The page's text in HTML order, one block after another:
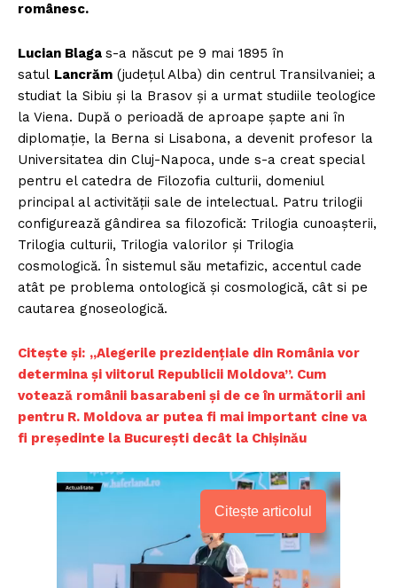
românesc.
Lucian Blaga s-a născut pe 9 mai 1895 în
satul Lancrăm (judeţul Alba) din centrul Transilvaniei; a
studiat la Sibiu şi la Brasov şi a urmat studiile teologice
la Viena. După o perioadă de aproape şapte ani în
diplomaţie, la Berna si Lisabona, a devenit profesor la
Universitatea din Cluj-Napoca, unde s-a creat special
pentru el catedra de Filozofia culturii, domeniul
principal al activităţii sale de intelectual. Patru trilogii
configurează gândirea sa filozofică: Trilogia cunoaşterii,
Trilogia culturii, Trilogia valorilor şi Trilogia
cosmologică. În sistemul său metafizic, accentul cade
atât pe problema ontologică şi cosmologică, cât si pe
cautarea gnoseologică.
Citește și: „Alegerile prezidențiale din România vor
determina și viitorul Republicii Moldova”. Cum
votează românii basarabeni și de ce în următorii ani
pentru R. Moldova ar putea fi mai important cine va
fi președinte la București decât la Chișinău
Citește articolul